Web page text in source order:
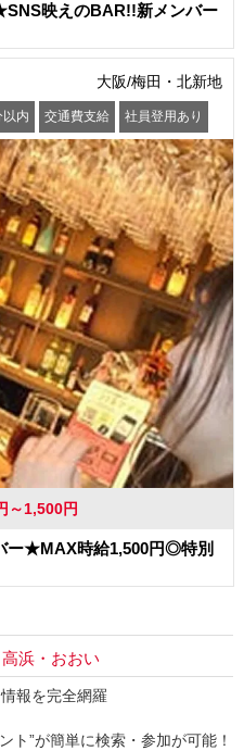
映えのBAR!!新メンバー
大阪/梅田・北新地
内 交通費支給 社員登用あり
～1,500円
ー★MAX時給1,500円◎特別
浜・おおい
報を完全網羅
ト”が簡単に検索・参加が可能！